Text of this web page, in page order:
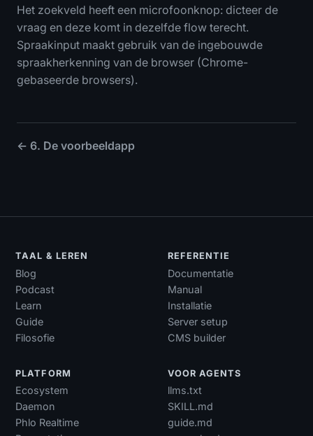
Het zoekveld heeft een microfoonknop: dicteer de
vraag en deze komt in dezelfde flow terecht.
Spraakinput maakt gebruik van de ingebouwde
spraakherkenning van de browser (Chrome-
gebaseerde browsers).
← 6. De voorbeeldapp
TAAL & LEREN
Blog
Podcast
Learn
Guide
Filosofie
REFERENTIE
Documentatie
Manual
Installatie
Server setup
CMS builder
PLATFORM
Ecosystem
Daemon
Phlo Realtime
VOOR AGENTS
llms.txt
SKILL.md
guide.md